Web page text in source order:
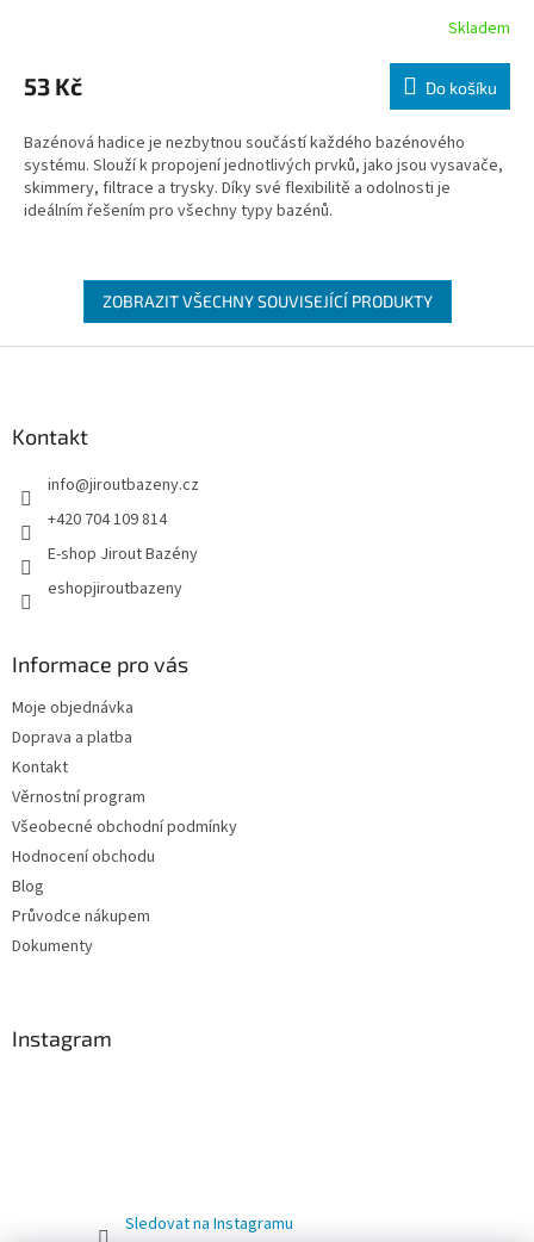
Skladem
53 Kč Do košíku
Bazénová hadice je nezbytnou součástí každého bazénového
systému. Slouží k propojení jednotlivých prvků, jako jsou vysavače,
skimmery, filtrace a trysky. Díky své flexibilitě a odolnosti je
ideálním řešením pro všechny typy bazénů.
ZOBRAZIT VŠECHNY SOUVISEJÍCÍ PRODUKTY
Kontakt
info@jiroutbazeny.cz
+420 704 109 814
E-shop Jirout Bazény
eshopjiroutbazeny
Informace pro vás
Moje objednávka
Doprava a platba
Kontakt
Věrnostní program
Všeobecné obchodní podmínky
Hodnocení obchodu
Blog
Průvodce nákupem
Dokumenty
Instagram
Sledovat na Instagramu